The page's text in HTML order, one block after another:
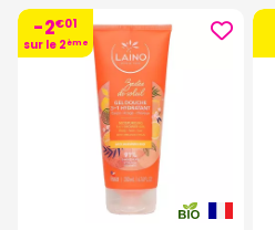
-2€01
sur le 2ème